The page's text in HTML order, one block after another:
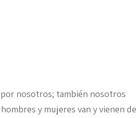
por nosotros; también nosotros
y mujeres van y vienen de